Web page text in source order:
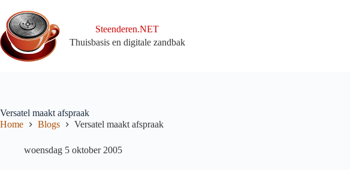
naar
de
inhoud
Steenderen.NET
Thuisbasis en digitale zandbak
Versatel maakt afspraak
Home
Blogs Versatel maakt afspraak
woensdag 5 oktober 2005